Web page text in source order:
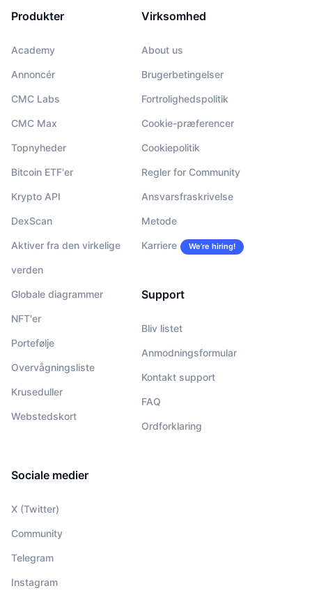
Produkter
Academy
Annoncér
CMC Labs
CMC Max
Topnyheder
Bitcoin ETF'er
Krypto API
DexScan
Aktiver fra den virkelige
verden
Globale diagrammer
NFT'er
Portefølje
Overvågningsliste
Kruseduller
Webstedskort
Virksomhed
About us
Brugerbetingelser
Fortrolighedspolitik
Cookie-præferencer
Cookiepolitik
Regler for Community
Ansvarsfraskrivelse
Metode
Karriere We’re hiring!
Support
Bliv listet
Anmodningsformular
Kontakt support
FAQ
Ordforklaring
Sociale medier
X (Twitter)
Community
Telegram
Instagram